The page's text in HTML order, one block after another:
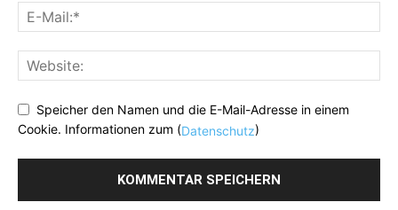
Speicher den Namen und die E-Mail-Adresse in einem
Cookie. Informationen zum (Datenschutz)